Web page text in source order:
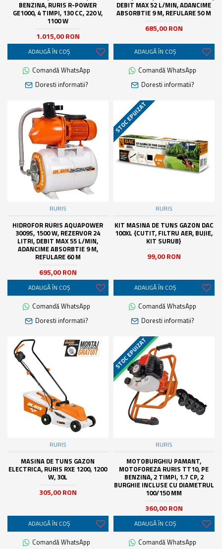
BENZINA, RURIS R-POWER
GE1000, 4 TIMPI, 130 CC, 220 V,
1100 W
1.015,00 RON
ADAUGĂ ÎN COŞ
Comandă WhatsApp
Doresti informatii?
DEBIT MAX 52 L/MIN, ADANCIME
ABSORBTIE 9 M, REFULARE 50 M
685,00 RON
ADAUGĂ ÎN COŞ
Comandă WhatsApp
Doresti informatii?
RURIS
HIDROFOR RURIS AQUAPOWER
3009S, 1500 W, REZERVOR 24
LITRI, DEBIT MAX 55 L/MIN,
ADANCIME ABSORBTIE 9 M,
REFULARE 60 M
695,00 RON
ADAUGĂ ÎN COŞ
Comandă WhatsApp
Doresti informatii?
STOC EPUIZAT
RURIS
KIT MASINA DE TUNS GAZON DAC
100XL {CUTIT, FILTRU AER, BUJIE,
KIT SURUB}
99,00 RON
ADAUGĂ ÎN COŞ
Comandă WhatsApp
Doresti informatii?
RURIS
MASINA DE TUNS GAZON
ELECTRICA, RURIS RXE 1200, 1200
W, 30L
305,00 RON
ADAUGĂ ÎN COŞ
Comandă WhatsApp
LIVRARE GRATUITA
STOC EPUIZAT
RURIS
MOTOBURGHIU PAMANT,
MOTOFOREZA RURIS TT10, PE
BENZINA, 2 TIMPI, 1.7 CP, 2
BURGHIE INCLUSE CU DIAMETRUL
100/150 MM
360,00 RON
ADAUGĂ ÎN COŞ
Comandă WhatsApp